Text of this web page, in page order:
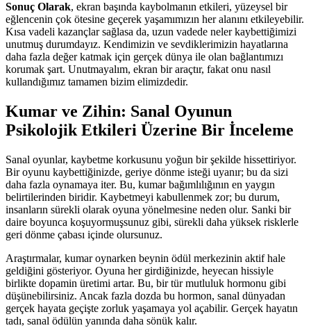
Sonuç Olarak, ekran başında kaybolmanın etkileri, yüzeysel bir
eğlencenin çok ötesine geçerek yaşamımızın her alanını etkileyebilir.
Kısa vadeli kazançlar sağlasa da, uzun vadede neler kaybettiğimizi
unutmuş durumdayız. Kendimizin ve sevdiklerimizin hayatlarına
daha fazla değer katmak için gerçek dünya ile olan bağlantımızı
korumak şart. Unutmayalım, ekran bir araçtır, fakat onu nasıl
kullandığımız tamamen bizim elimizdedir.
Kumar ve Zihin: Sanal Oyunun
Psikolojik Etkileri Üzerine Bir İnceleme
Sanal oyunlar, kaybetme korkusunu yoğun bir şekilde hissettiriyor.
Bir oyunu kaybettiğinizde, geriye dönme isteği uyanır; bu da sizi
daha fazla oynamaya iter. Bu, kumar bağımlılığının en yaygın
belirtilerinden biridir. Kaybetmeyi kabullenmek zor; bu durum,
insanların sürekli olarak oyuna yönelmesine neden olur. Sanki bir
daire boyunca koşuyormuşsunuz gibi, sürekli daha yüksek risklerle
geri dönme çabası içinde olursunuz.
Araştırmalar, kumar oynarken beynin ödül merkezinin aktif hale
geldiğini gösteriyor. Oyuna her girdiğinizde, heyecan hissiyle
birlikte dopamin üretimi artar. Bu, bir tür mutluluk hormonu gibi
düşünebilirsiniz. Ancak fazla dozda bu hormon, sanal dünyadan
gerçek hayata geçişte zorluk yaşamaya yol açabilir. Gerçek hayatın
tadı, sanal ödülün yanında daha sönük kalır.